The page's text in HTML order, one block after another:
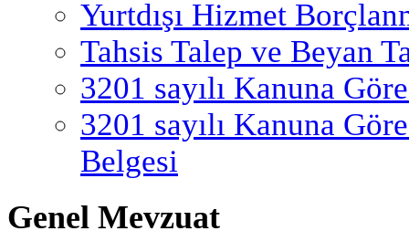
Yurtdışı Hizmet
Tahsis Talep ve Beyan
3201 sayılı Kanuna
3201 sayılı Kanuna
Belgesi
Genel Mevzuat